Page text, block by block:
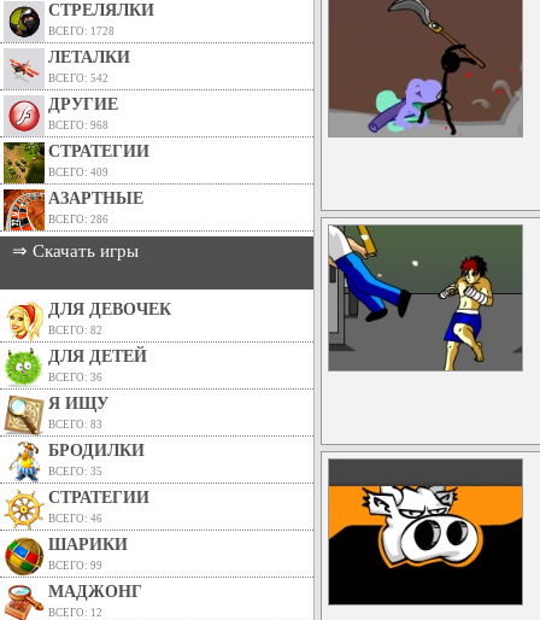
СТРЕЛЯЛКИ
ВСЕГО: 1728
ЛЕТАЛКИ
ВСЕГО: 542
ДРУГИЕ
ВСЕГО: 968
СТРАТЕГИИ
ВСЕГО: 409
АЗАРТНЫЕ
ВСЕГО: 286
⇒ Скачать игры
ДЛЯ ДЕВОЧЕК
ВСЕГО: 82
ДЛЯ ДЕТЕЙ
ВСЕГО: 36
Я ИЩУ
ВСЕГО: 83
БРОДИЛКИ
ВСЕГО: 35
СТРАТЕГИИ
ВСЕГО: 46
ШАРИКИ
ВСЕГО: 99
МАДЖОНГ
ВСЕГО: 12